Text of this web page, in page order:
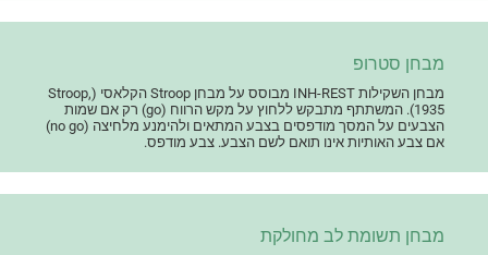
מבחן סטרופ
מבחן השקילות INH-REST מבוסס על מבחן Stroop הקלאסי (Stroop,
1935). המשתתף מתבקש ללחוץ על מקש הרווח (go) רק אם שמות
הצבעים על המסך מודפסים בצבע המתאים ולהימנע מלחיצה (no go)
אם צבע האותיות אינו תואם לשם הצבע. צבע מודפס.
מבחן תשומת לב מחולקת